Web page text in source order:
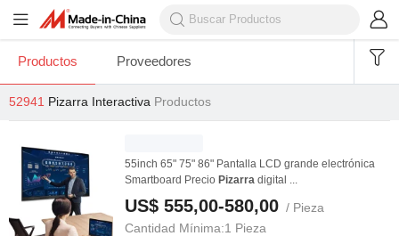
Productos Proveedores
52941 Pizarra Interactiva Productos
55inch 65" 75" 86" Pantalla LCD grande electrónica
Smartboard Precio Pizarra digital ...
US$ 555,00-580,00 / Pieza
Cantidad Mínima:1 Pieza